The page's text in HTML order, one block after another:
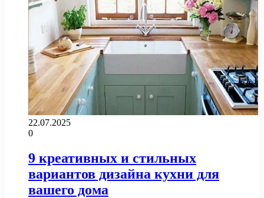
22.07.2025
0
9 креативных и стильных
вариантов дизайна кухни для
вашего дома